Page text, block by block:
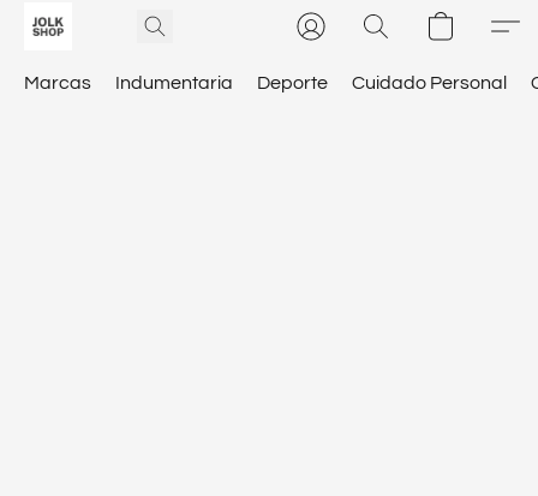
Marcas Indumentaria Deporte Cuidado Personal